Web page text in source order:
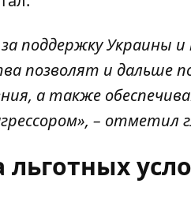
поддержку Украины и
позволят и дальше
а также
– отметил
льготных